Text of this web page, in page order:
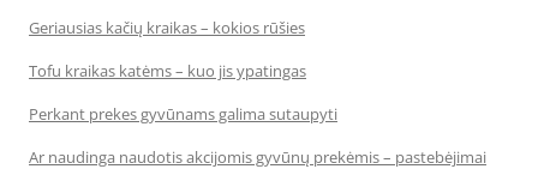
Geriausias kačių kraikas – kokios rūšies
Tofu kraikas katėms – kuo jis ypatingas
Perkant prekes gyvūnams galima sutaupyti
Ar naudinga naudotis akcijomis gyvūnų prekėmis – pastebėjimai